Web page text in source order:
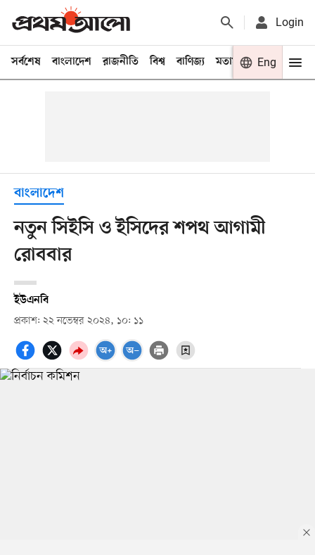
Login
সর্বশেষ বাংলাদেশ রাজনীতি বিশ্ব বাণিজ্য মতামত খেলা
Eng
বাংলাদেশ
নতুন সিইসি ও ইসিদের শপথ আগামী
রোববার
ইউএনবি
প্রকাশ: ২২ নভেম্বর ২০২৪, ১০: ১১